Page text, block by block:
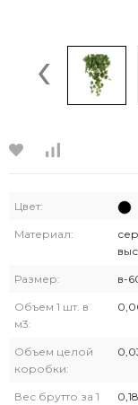
‹
Цвет:
Материал:
Размер: в-
Объем 1 шт. в
м3:
Объем целой
коробки:
Вес брутто за 1